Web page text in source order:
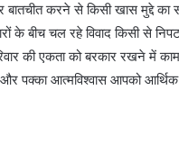
करने से किसी खास मुद्दे का
के बीच चल रहे विवाद किसी से
की एकता को बरकार रखने में
और पक्का आत्मविश्वास आपको